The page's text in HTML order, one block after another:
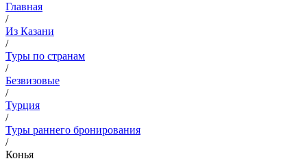
Главная
/
Из Казани
/
Туры по странам
/
Безвизовые
/
Турция
/
Туры раннего бронирования
/
Конья